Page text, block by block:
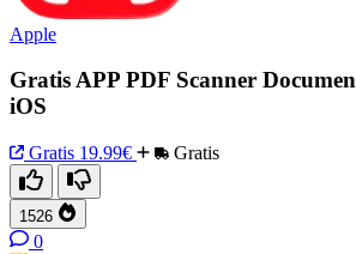
Apple
Gratis APP PDF Scanner
iOS
Gratis 19.99€ Gratis
1526
0